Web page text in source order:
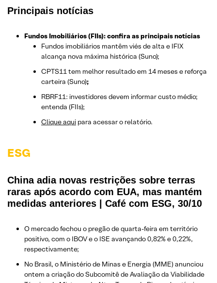
Principais notícias
Fundos Imobiliários (FIIs): confira as principais notícias
Fundos imobiliários mantêm viés de alta e IFIX
alcança nova máxima histórica (Suno);
CPTS11 tem melhor resultado em 14 meses e reforça
carteira (Suno);
RBRF11: investidores devem informar custo médio;
entenda (FIIs);
Clique aqui para acessar o relatório.
ESG
China adia novas restrições sobre terras
raras após acordo com EUA, mas mantém
medidas anteriores | Café com ESG, 30/10
O mercado fechou o pregão de quarta-feira em território
positivo, com o IBOV e o ISE avançando 0,82% e 0,22%,
respectivamente;
No Brasil, o Ministério de Minas e Energia (MME) anunciou
ontem a criação do Subcomitê de Avaliação da Viabilidade